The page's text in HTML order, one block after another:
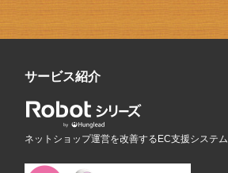
サービス紹介
ネットショップ運営を改善するEC支援システム